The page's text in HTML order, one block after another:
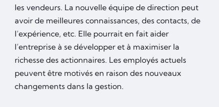
les vendeurs. La nouvelle équipe de direction peut
avoir de meilleures connaissances, des contacts, de
l’expérience, etc. Elle pourrait en fait aider
l’entreprise à se développer et à maximiser la
richesse des actionnaires. Les employés actuels
peuvent être motivés en raison des nouveaux
changements dans la gestion.